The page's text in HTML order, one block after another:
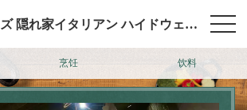
肉とチーズ 隠れ家イタリアン ハイドウェイダイニング555（ファイブ）川越
烹饪 饮料